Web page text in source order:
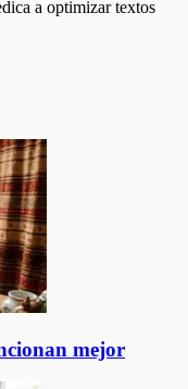
a optimizar textos
mejor